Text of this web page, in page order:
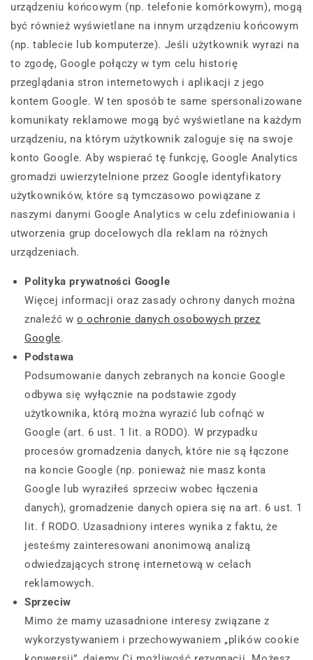
urządzeniu końcowym (np. telefonie komórkowym), mogą
być również wyświetlane na innym urządzeniu końcowym
(np. tablecie lub komputerze). Jeśli użytkownik wyrazi na
to zgodę, Google połączy w tym celu historię
przeglądania stron internetowych i aplikacji z jego
kontem Google. W ten sposób te same spersonalizowane
komunikaty reklamowe mogą być wyświetlane na każdym
urządzeniu, na którym użytkownik zaloguje się na swoje
konto Google. Aby wspierać tę funkcję, Google Analytics
gromadzi uwierzytelnione przez Google identyfikatory
użytkowników, które są tymczasowo powiązane z
naszymi danymi Google Analytics w celu zdefiniowania i
utworzenia grup docelowych dla reklam na różnych
urządzeniach.
Polityka prywatności Google
Więcej informacji oraz zasady ochrony danych można
znaleźć w o ochronie danych osobowych przez
Google.
Podstawa
Podsumowanie danych zebranych na koncie Google
odbywa się wyłącznie na podstawie zgody
użytkownika, którą można wyrazić lub cofnąć w
Google (art. 6 ust. 1 lit. a RODO). W przypadku
procesów gromadzenia danych, które nie są łączone
na koncie Google (np. ponieważ nie masz konta
Google lub wyraziłeś sprzeciw wobec łączenia
danych), gromadzenie danych opiera się na art. 6 ust. 1
lit. f RODO. Uzasadniony interes wynika z faktu, że
jesteśmy zainteresowani anonimową analizą
odwiedzających stronę internetową w celach
reklamowych.
Sprzeciw
Mimo że mamy uzasadnione interesy związane z
wykorzystywaniem i przechowywaniem „plików cookie